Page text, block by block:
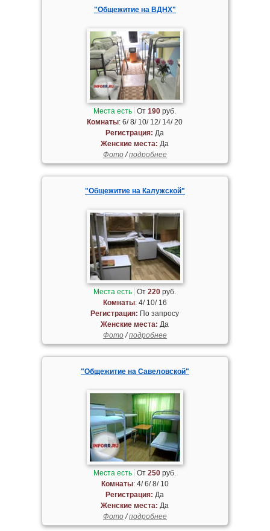
"Общежитие на ВДНХ"
Места есть От190 руб.
Комнаты: 6/ 8/ 10/ 12/ 14/ 20
Регистрация: Да
Женские места: Да
Фото/подробнее
"Общежитие на Калужской"
Места есть От220 руб.
Комнаты: 4/ 10/ 16
Регистрация: По запросу
Женские места: Да
Фото/подробнее
"Общежитие на Савеловской"
Места есть От250 руб.
Комнаты: 4/ 6/ 8/ 10
Регистрация: Да
Женские места: Да
Фото/подробнее